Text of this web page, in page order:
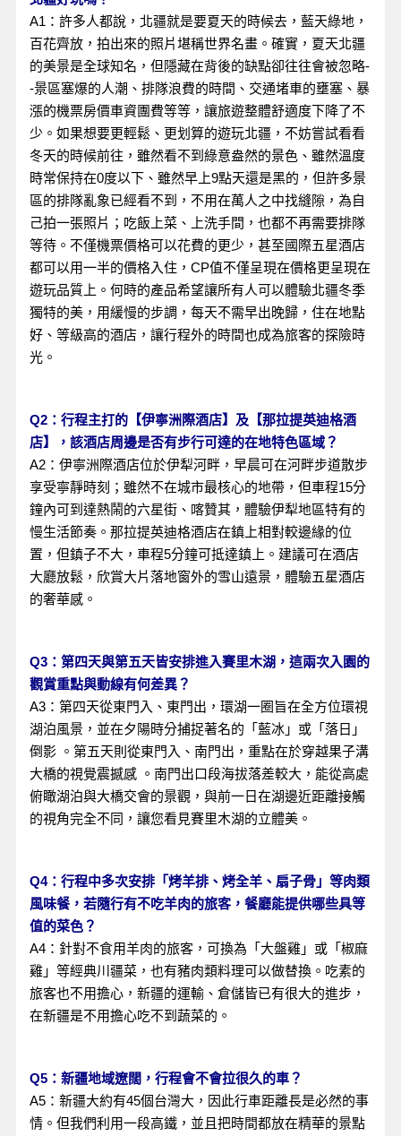
A1：許多人都說，北疆就是要夏天的時候去，藍天綠地，
百花齊放，拍出來的照片堪稱世界名畫。確實，夏天北疆
的美景是全球知名，但隱藏在背後的缺點卻往往會被忽略-
-景區塞爆的人潮、排隊浪費的時間、交通堵車的壅塞、暴
漲的機票房價車資團費等等，讓旅遊整體舒適度下降了不
少。如果想要更輕鬆、更划算的遊玩北疆，不妨嘗試看看
冬天的時候前往，雖然看不到綠意盎然的景色、雖然溫度
時常保持在0度以下、雖然早上9點天還是黑的，但許多景
區的排隊亂象已經看不到，不用在萬人之中找縫隙，為自
己拍一張照片；吃飯上菜、上洗手間，也都不再需要排隊
等待。不僅機票價格可以花費的更少，甚至國際五星酒店
都可以用一半的價格入住，CP值不僅呈現在價格更呈現在
遊玩品質上。何時的產品希望讓所有人可以體驗北疆冬季
獨特的美，用緩慢的步調，每天不需早出晚歸，住在地點
好、等級高的酒店，讓行程外的時間也成為旅客的探險時
光。
Q2：行程主打的【伊寧洲際酒店】及【那拉提英迪格酒
店】，該酒店周邊是否有步行可達的在地特色區域？
A2：伊寧洲際酒店位於伊犁河畔，早晨可在河畔步道散步
享受寧靜時刻；雖然不在城市最核心的地帶，但車程15分
鐘內可到達熱鬧的六星街、喀贊其，體驗伊犁地區特有的
慢生活節奏。那拉提英迪格酒店在鎮上相對較邊緣的位
置，但鎮子不大，車程5分鐘可抵達鎮上。建議可在酒店
大廳放鬆，欣賞大片落地窗外的雪山遠景，體驗五星酒店
的奢華感。
Q3：第四天與第五天皆安排進入賽里木湖，這兩次入園的
觀賞重點與動線有何差異？
A3：第四天從東門入、東門出，環湖一圈旨在全方位環視
湖泊風景，並在夕陽時分捕捉著名的「藍冰」或「落日」
倒影 。第五天則從東門入、南門出，重點在於穿越果子溝
大橋的視覺震撼感 。南門出口段海拔落差較大，能從高處
俯瞰湖泊與大橋交會的景觀，與前一日在湖邊近距離接觸
的視角完全不同，讓您看見賽里木湖的立體美。
Q4：行程中多次安排「烤羊排、烤全羊、扇子骨」等肉類
風味餐，若隨行有不吃羊肉的旅客，餐廳能提供哪些具等
值的菜色？
A4：針對不食用羊肉的旅客，可換為「大盤雞」或「椒麻
雞」等經典川疆菜，也有豬肉類料理可以做替換。吃素的
旅客也不用擔心，新疆的運輸、倉儲皆已有很大的進步，
在新疆是不用擔心吃不到蔬菜的。
Q5：新疆地域遼闊，行程會不會拉很久的車？
A5：新疆大約有45個台灣大，因此行車距離長是必然的事
情。但我們利用一段高鐵，並且把時間都放在精華的景點